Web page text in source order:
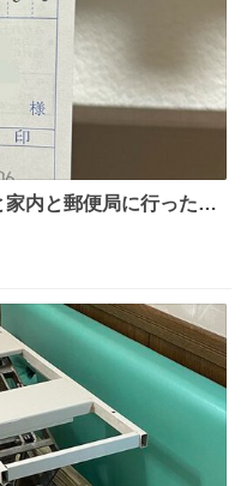
内と郵便局に行ったみ
もあったと思うけど、
欲しい、みんなも元気